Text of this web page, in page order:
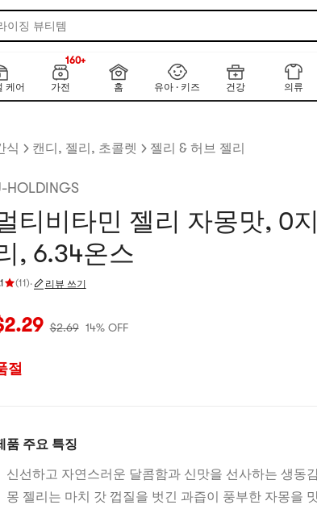
이징 뷰티템
케어 가전
NEW
160+
홈
유아 · 키즈 건강 의류
식 캔디, 젤리, 초콜렛 젤리 & 허브 젤리
HOLDINGS
티비타민 젤리 자몽맛, 0
, 6.34온스
(11 )
점 4.1 개 별, 5개 별 만점
· 리뷰 쓰기
재 가격: $2.29
2.29 $2.69 14% OFF
절
품 주요 특징
신선하고 자연스러운 달콤함과 신맛을 선사하는 생동
몽 젤리는 마치 갓 껍질을 벗긴 과즙이 풍부한 자몽을